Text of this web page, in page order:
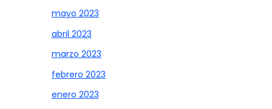
mayo 2023
abril 2023
marzo 2023
febrero 2023
enero 2023